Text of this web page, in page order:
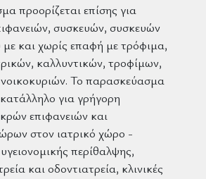
προορίζεται επίσης για
συσκευών, συσκευών
με και χωρίς επαφή με τρόφιμα,
καλλυντικών, τροφίμων,
Το παρασκεύασμα
κατάλληλο για γρήγορη
επιφανειών και
στον ιατρικό χώρο -
περίθαλψης,
και οδοντιατρεία, κλινικές